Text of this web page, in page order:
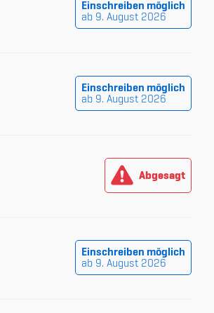
Einschreiben möglich
ab 9. August 2026
Einschreiben möglich
ab 9. August 2026
Abgesagt
Einschreiben möglich
ab 9. August 2026